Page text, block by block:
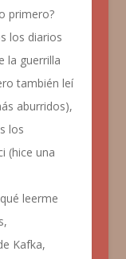
primero?
los diarios
la guerrilla
también leí
aburridos),
los
(hice una
leerme
Kafka,